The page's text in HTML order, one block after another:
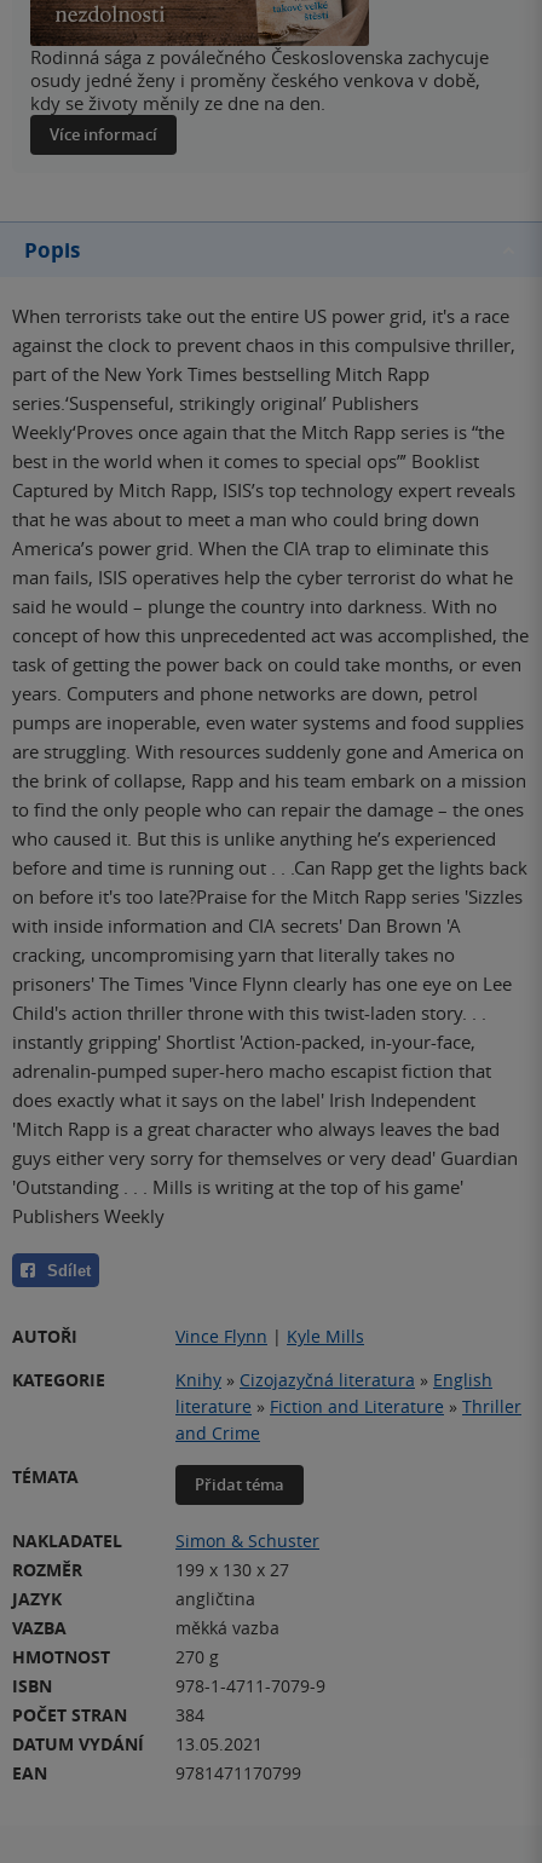
Rodinná sága z poválečného Československa zachycuje
osudy jedné ženy i proměny českého venkova v době,
kdy se životy měnily ze dne na den.
Více informací
Popis
When terrorists take out the entire US power grid, it's a race
against the clock to prevent chaos in this compulsive thriller,
part of the New York Times bestselling Mitch Rapp
series.‘Suspenseful, strikingly original’ Publishers
Weekly‘Proves once again that the Mitch Rapp series is “the
best in the world when it comes to special ops”’ Booklist
Captured by Mitch Rapp, ISIS’s top technology expert reveals
that he was about to meet a man who could bring down
America’s power grid. When the CIA trap to eliminate this
man fails, ISIS operatives help the cyber terrorist do what he
said he would – plunge the country into darkness. With no
concept of how this unprecedented act was accomplished, the
task of getting the power back on could take months, or even
years. Computers and phone networks are down, petrol
pumps are inoperable, even water systems and food supplies
are struggling. With resources suddenly gone and America on
the brink of collapse, Rapp and his team embark on a mission
to find the only people who can repair the damage – the ones
who caused it. But this is unlike anything he’s experienced
before and time is running out . . .Can Rapp get the lights back
on before it's too late?Praise for the Mitch Rapp series 'Sizzles
with inside information and CIA secrets' Dan Brown 'A
cracking, uncompromising yarn that literally takes no
prisoners' The Times 'Vince Flynn clearly has one eye on Lee
Child's action thriller throne with this twist-laden story. . .
instantly gripping' Shortlist 'Action-packed, in-your-face,
adrenalin-pumped super-hero macho escapist fiction that
does exactly what it says on the label' Irish Independent
'Mitch Rapp is a great character who always leaves the bad
guys either very sorry for themselves or very dead' Guardian
'Outstanding . . . Mills is writing at the top of his game'
Publishers Weekly
Sdílet
AUTOŘI Vince Flynn | Kyle Mills
KATEGORIE
Knihy » Cizojazyčná literatura » English
literature » Fiction and Literature » Thriller
and Crime
TÉMATA
Přidat téma
NAKLADATEL
Simon & Schuster
ROZMĚR
199 x 130 x 27
JAZYK
angličtina
VAZBA
měkká vazba
HMOTNOST
270 g
ISBN
978-1-4711-7079-9
POČET STRAN
384
DATUM VYDÁNÍ
13.05.2021
EAN
9781471170799